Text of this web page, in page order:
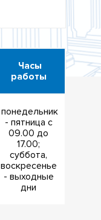
Часы
работы
понедельник
- пятница с
09.00 до
17.00;
суббота,
воскресенье
- выходные
дни